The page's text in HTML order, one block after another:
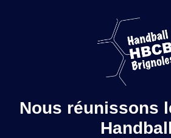
Nous réunissons
Handball